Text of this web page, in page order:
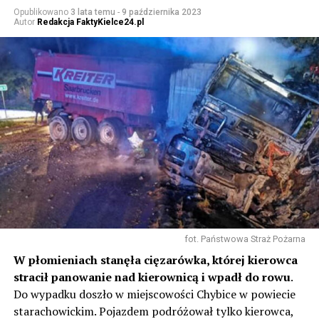
Opublikowano 3 lata temu - 9 października 2023
Autor Redakcja FaktyKielce24.pl
fot. Państwowa Straż Pożarna
W płomieniach stanęła cięzarówka, której kierowca
stracił panowanie nad kierownicą i wpadł do rowu.
Do wypadku doszło w miejscowości Chybice w powiecie
starachowickim. Pojazdem podróżował tylko kierowca,